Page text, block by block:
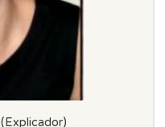
(Explicador)